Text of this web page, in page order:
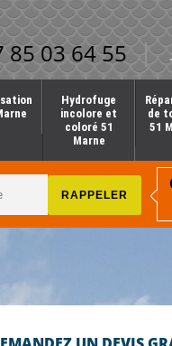
85 03 64 55
Hydrofuge
incolore et
coloré 51
Marne
de
51